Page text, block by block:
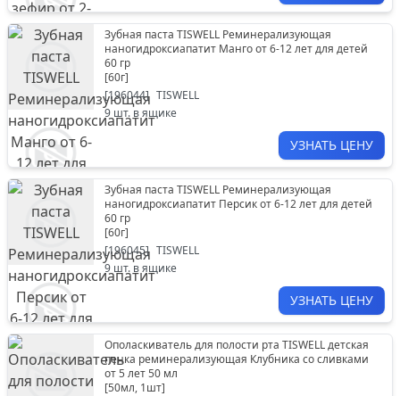
Зубная паста TISWELL Реминерализующая
наногидроксиапатит Манго от 6-12 лет для детей
60 гр
[60г]
[196044] TISWELL
9 шт. в ящике
УЗНАТЬ ЦЕНУ
Зубная паста TISWELL Реминерализующая
наногидроксиапатит Персик от 6-12 лет для детей
60 гр
[60г]
[196045] TISWELL
9 шт. в ящике
УЗНАТЬ ЦЕНУ
Ополаскиватель для полости рта TISWELL детская
пенка реминерализующая Клубника со сливками
от 5 лет 50 мл
[50мл, 1шт]